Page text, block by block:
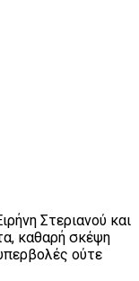
Στεριανού και
καθαρή σκέψη
ούτε